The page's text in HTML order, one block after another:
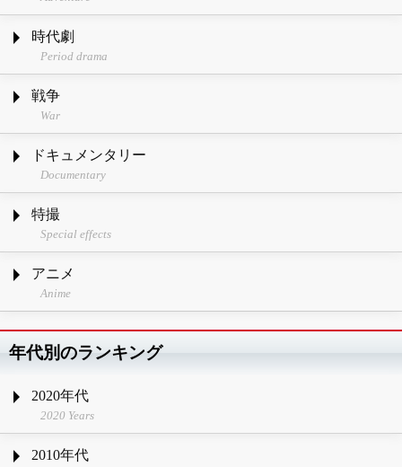
時代劇
Period drama
戦争
War
ドキュメンタリー
Documentary
特撮
Special effects
アニメ
Anime
年代別のランキング
2020年代
2020 Years
2010年代